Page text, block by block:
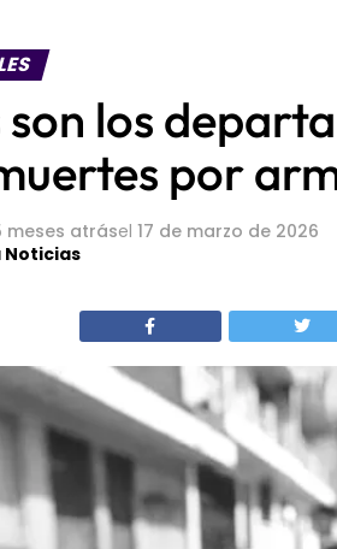
son los
5 meses atrásel 17 de marzo de 2026